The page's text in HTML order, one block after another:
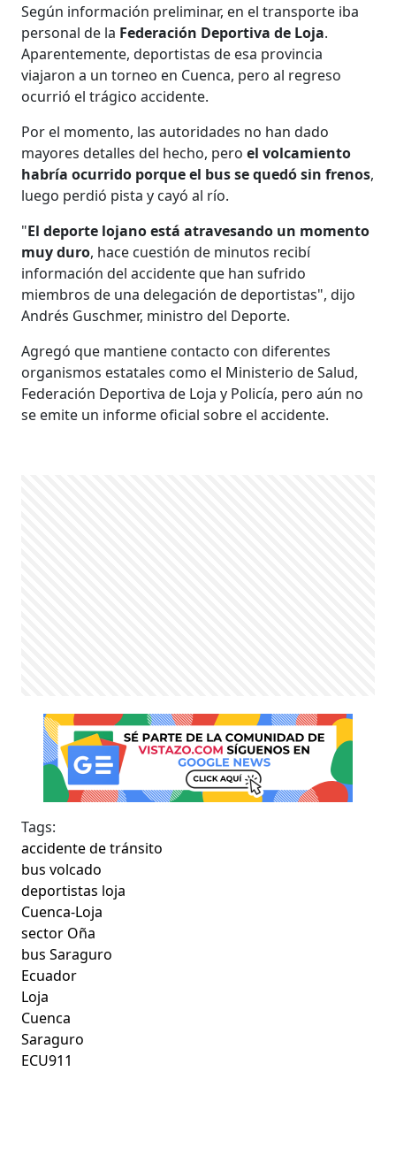
Según información preliminar, en el transporte iba
personal de la Federación Deportiva de Loja.
Aparentemente, deportistas de esa provincia
viajaron a un torneo en Cuenca, pero al regreso
ocurrió el trágico accidente.
Por el momento, las autoridades no han dado
mayores detalles del hecho, peroel volcamiento
habría ocurrido porque el bus se quedó sin frenos,
luego perdió pista y cayó al río.
"El deporte lojano está atravesando un momento
muy duro, hace cuestión de minutos recibí
información del accidente que han sufrido
miembros de una delegación de deportistas", dijo
Andrés Guschmer, ministro del Deporte.
Agregó que mantiene contacto con diferentes
organismos estatales como el Ministerio de Salud,
Federación Deportiva de Loja y Policía, pero aún no
se emite un informe oficial sobre el accidente.
Tags:
accidente de tránsito
bus volcado
deportistas loja
Cuenca-Loja
sector Oña
bus Saraguro
Ecuador
Loja
Cuenca
Saraguro
ECU911